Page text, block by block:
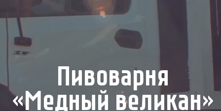
Пивоварня
«Медный великан»
Сохраняем традиции и ремесло
пивоварения с 1967 года
Более 15 сортов пива и б/а
напитков по собственным
рецептам